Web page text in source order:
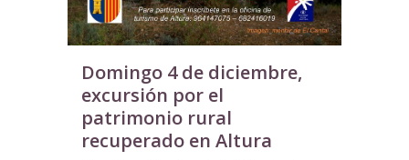
Domingo 4 de diciembre,
excursión por el
patrimonio rural
recuperado en Altura